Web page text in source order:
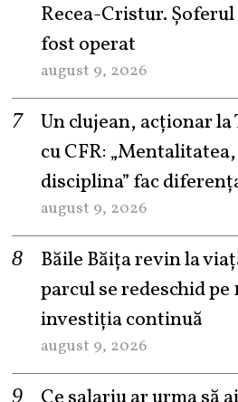
Recea-Cristur.
fost operat
august 9, 2026
Un clujean, acționar
cu CFR:
disciplina” fac
august 9, 2026
Băile Băița revin la
parcul se redeschid pe
investiția continuă
august 9, 2026